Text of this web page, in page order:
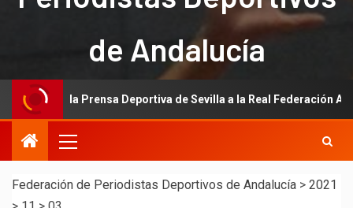
de Andalucía
de la Prensa Deportiva de Sevilla a la Real Federación Andaluza
Federación de Periodistas Deportivos de Andalucía > 2021